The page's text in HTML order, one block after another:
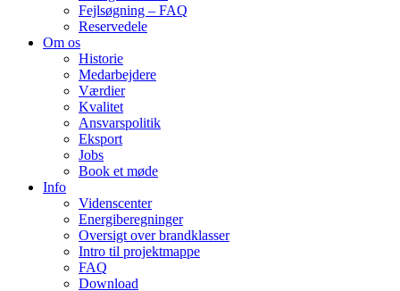
Fejlsøgning – FAQ
Reservedele
Om os
Historie
Medarbejdere
Værdier
Kvalitet
Ansvarspolitik
Eksport
Jobs
Book et møde
Info
Videnscenter
Energiberegninger
Oversigt over brandklasser
Intro til projektmappe
FAQ
Download